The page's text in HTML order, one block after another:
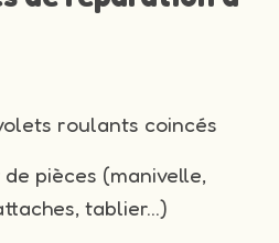
roulants coincés
pièces (manivelle,
tablier…)